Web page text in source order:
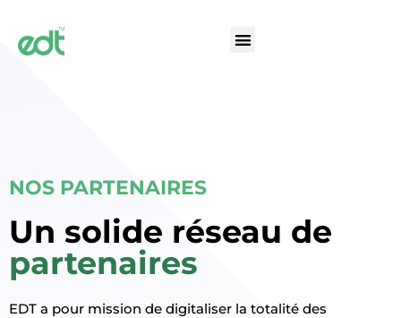
NOS PARTENAIRES
Un solide réseau de
partenaires
EDT a pour mission de digitaliser la totalité des